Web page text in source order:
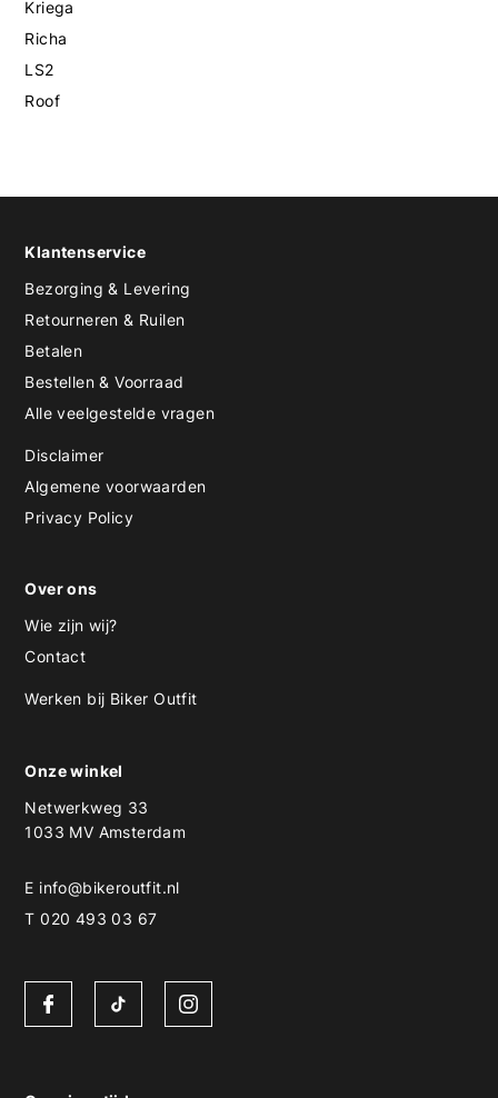
Kriega
Richa
LS2
Roof
Klantenservice
Bezorging & Levering
Retourneren & Ruilen
Betalen
Bestellen & Voorraad
Alle veelgestelde vragen
Disclaimer
Algemene voorwaarden
Privacy Policy
Over ons
Wie zijn wij?
Contact
Werken bij Biker Outfit
Onze winkel
Netwerkweg 33
1033 MV Amsterdam
E info@bikeroutfit.nl
T 020 493 03 67